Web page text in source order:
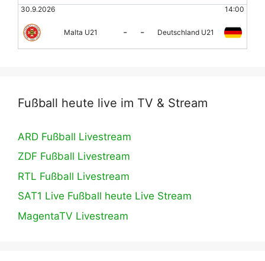
30.9.2026 14:00
Malta U21 - - Deutschland U21
Fußball heute live im TV & Stream
ARD Fußball Livestream
ZDF Fußball Livestream
RTL Fußball Livestream
SAT1 Live Fußball heute Live Stream
MagentaTV Livestream